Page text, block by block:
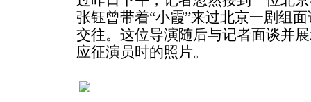
张钰曾带着“小霞”来过北京一剧组
交往。这位导演随后与记者面谈并
应征演员时的照片。